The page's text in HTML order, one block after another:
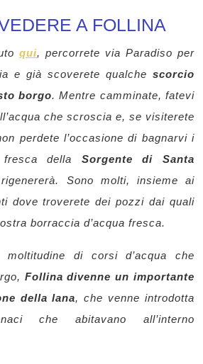
A FOLLINA
qui, percorrete via Paradiso per
e già scoverete qualche scorcio
borgo. Mentre camminate, fatevi
che scroscia e, se visiterete
perdete l’occasione di bagnarvi i
fresca della Sorgente di Santa
Sono molti, insieme ai
dove troverete dei pozzi dai quali
borraccia d’acqua fresca.
di corsi d’acqua che
Follina divenne un importante
della lana, che venne introdotta
che abitavano all’interno